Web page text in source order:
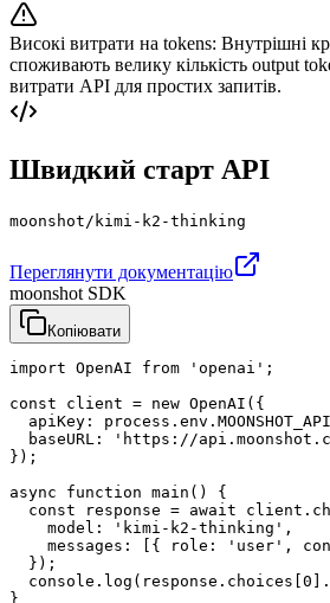
Високі витрати на tokens: Внутрішні
споживають велику кількість output
витрати API для простих запитів.
Швидкий старт API
moonshot/kimi-k2-thinking
Переглянути документацію
moonshot SDK
Копіювати
import OpenAI from 'openai';
const client = new OpenAI({
apiKey:
baseURL: 'https://
});
async function main() {
const response = await
    model: 'kimi-k2-thinking',
messages: [{ role: 'user',
  });
}